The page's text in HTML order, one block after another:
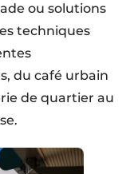
ou solutions
techniques
du café urbain
de quartier au